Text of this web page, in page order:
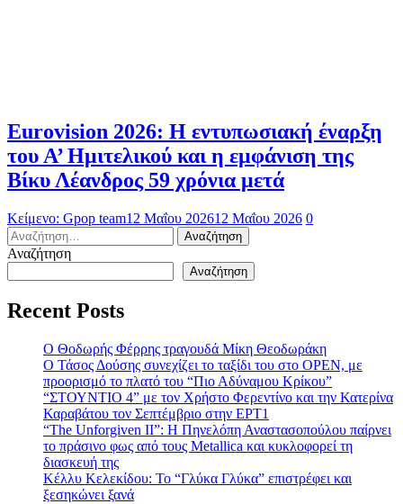
Eurovision 2026: Η εντυπωσιακή έναρξη
του Α’ Ημιτελικού και η εμφάνιση της
Βίκυ Λέανδρος 59 χρόνια μετά
Κείμενο: Gpop team12 Μαΐου 202612 Μαΐου 2026 0
Αναζήτηση
για:
Αναζήτηση
Αναζήτηση
Recent Posts
Ο Θοδωρής Φέρρης τραγουδά Μίκη Θεοδωράκη
Ο Τάσος Δούσης συνεχίζει το ταξίδι του στο OPEN, με
προορισμό το πλατό του “Πιο Αδύναμου Κρίκου”
“ΣΤΟΥΝΤΙΟ 4” με τον Χρήστο Φερεντίνο και την Κατερίνα
Καραβάτου τον Σεπτέμβριο στην ΕΡΤ1
“The Unforgiven II”: Η Πηνελόπη Αναστασοπούλου παίρνει
το πράσινο φως από τους Metallica και κυκλοφορεί τη
διασκευή της
Κέλλυ Κελεκίδου: Το “Γλύκα Γλύκα” επιστρέφει και
ξεσηκώνει ξανά